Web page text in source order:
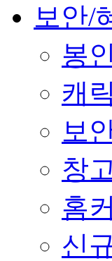
보안/
봉
캐
보
창
홈
신